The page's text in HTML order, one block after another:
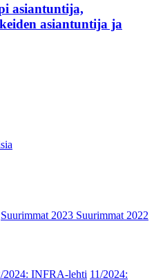
asiantuntija,
asiantuntija ja
Suurimmat 2023 Suurimmat 2022
2024: INFRA-lehti 11/2024: